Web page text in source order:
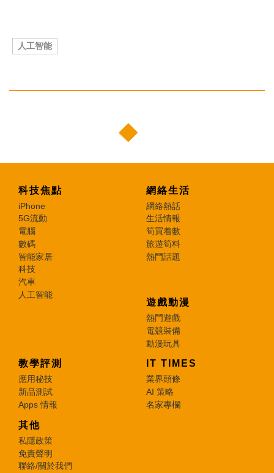
人工智能
科技焦點
iPhone
5G流動
電腦
數碼
智能家居
科技
汽車
人工智能
網絡生活
網絡熱話
生活情報
筍買着數
旅遊筍料
熱門話題
遊戲動漫
熱門遊戲
電競裝備
動漫玩具
教學評測
應用秘技
新品測試
Apps 情報
IT TIMES
業界頭條
AI 策略
名家專欄
其他
私隱政策
免責聲明
聯絡/關於我們